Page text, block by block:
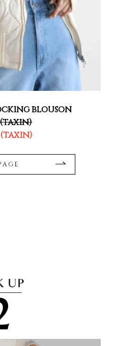
blouson
(taxin)
(taxin)